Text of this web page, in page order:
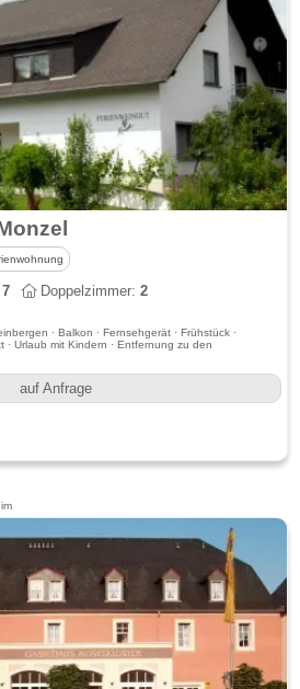
7 Doppelzimmer:2
· Balkon · Fernsehgerät · Frühstück ·
· Urlaub mit Kindern · Entfernung zu den
auf Anfrage